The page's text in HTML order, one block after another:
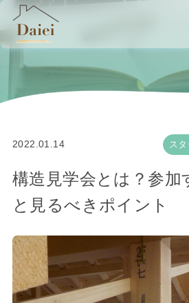
2022.01.14 ス
構造見学会とは？参加
と見るべきポイント